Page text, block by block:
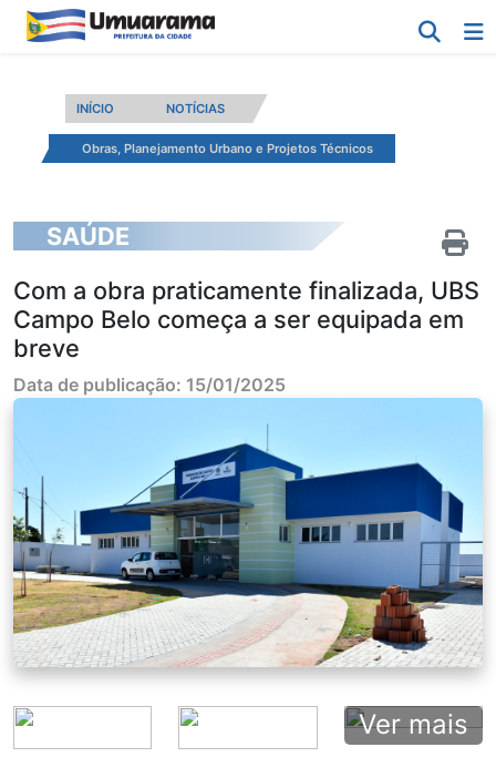
INÍCIO NOTÍCIAS
Obras, Planejamento Urbano e Projetos Técnicos
SAÚDE
Com a obra praticamente finalizada, UBS
Campo Belo começa a ser equipada em
breve
Data de publicação: 15/01/2025
Ver mais